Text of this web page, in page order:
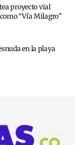
proyecto vial
“Vía Milagro”
en la playa